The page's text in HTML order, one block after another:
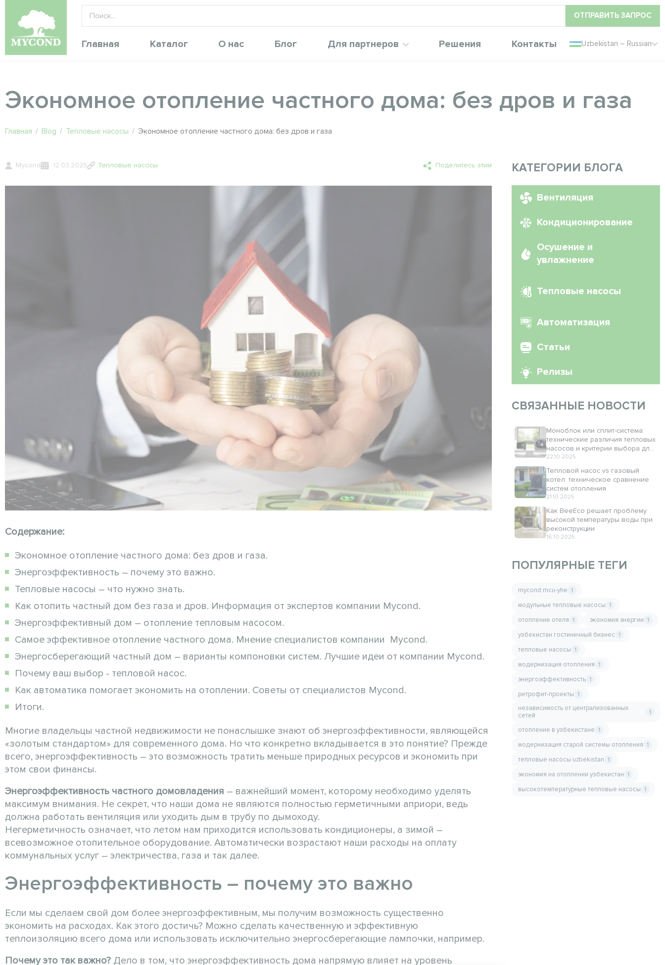
ОТПРАВИТЬ ЗАПРОС
Главная Каталог О нас Блог Для партнеров Решения Контакты Uzbekistan – Russian
Экономное отопление частного дома: без дров и газа
Главная / Blog / Тепловые насосы / Экономное отопление частного дома: без дров и газа
Mycond 12.03.2025 Тепловые насосы Поделитесь этим
Содержание:
Экономное отопление частного дома: без дров и газа.
Энергоэффективность – почему это важно.
Тепловые насосы – что нужно знать.
Как отопить частный дом без газа и дров. Информация от экспертов компании Mycond.
Энергоэффективный дом – отопление тепловым насосом.
Самое эффективное отопление частного дома. Мнение специалистов компании Mycond.
Энергосберегающий частный дом – варианты компоновки систем. Лучшие идеи от компании Mycond.
Почему ваш выбор - тепловой насос.
Как автоматика помогает экономить на отоплении. Советы от специалистов Mycond.
Итоги.
Многие владельцы частной недвижимости не понаслышке знают об энергоэффективности, являющейся
«золотым стандартом» для современного дома. Но что конкретно вкладывается в это понятие? Прежде
всего, энергоэффективность – это возможность тратить меньше природных ресурсов и экономить при
этом свои финансы.
Энергоэффективность частного домовладения – важнейший момент, которому необходимо уделять
максимум внимания. Не секрет, что наши дома не являются полностью герметичными априори, ведь
должна работать вентиляция или уходить дым в трубу по дымоходу.
Негерметичность означает, что летом нам приходится использовать кондиционеры, а зимой –
всевозможное отопительное оборудование. Автоматически возрастают наши расходы на оплату
коммунальных услуг – электричества, газа и так далее.
Энергоэффективность – почему это важно
Если мы сделаем свой дом более энергоэффективным, мы получим возможность существенно
экономить на расходах. Как этого достичь? Можно сделать качественную и эффективную
теплоизоляцию всего дома или использовать исключительно энергосберегающие лампочки, например.
Почему это так важно? Дело в том, что энергоэффективность дома напрямую влияет на уровень
КАТЕГОРИИ БЛОГА
Вентиляция
Кондиционирование
Осушение и
увлажнение
Тепловые насосы
Автоматизация
Статьи
Релизы
СВЯЗАННЫЕ НОВОСТИ
Моноблок или сплит-система:
технические различия тепловых
насосов и критерии выбора для
вашего дома
22.10.2025
Тепловой насос vs газовый
котел: техническое сравнение
систем отопления
21.10.2025
Как BeeEco решает проблему
высокой температуры воды при
реконструкции
16.10.2025
ПОПУЛЯРНЫЕ ТЕГИ
mycond mcu-yhe 1
модульные тепловые насосы 1
отопление отеля 1 экономия энергии 1
узбекистан гостиничный бизнес 1
тепловые насосы 1
модернизация отопления 1
энергоэффективность 1
ретрофит-проекты 1
независимость от централизованных
сетей
1
отопление в узбекистане 1
модернизация старой системы отопления 1
тепловые насосы uzbekistan 1
экономия на отоплении узбекистан 1
высокотемпературные тепловые насосы 1